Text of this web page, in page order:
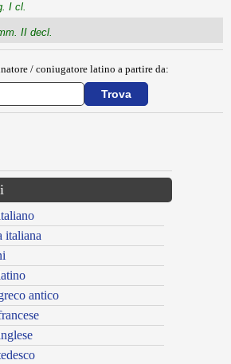
I cl.
II decl.
/ coniugatore latino a partire da:
italiana
antico